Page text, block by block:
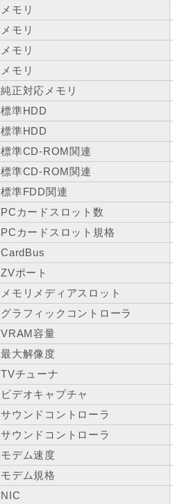
メモリ
メモリ
メモリ
メモリ
純正対応メモリ
標準HDD
標準HDD
標準CD-ROM関連
標準CD-ROM関連
標準FDD関連
PCカードスロット数
PCカードスロット規格
CardBus
ZVポート
メモリメディアスロット
グラフィックコントローラ
VRAM容量
最大解像度
TVチューナ
ビデオキャプチャ
サウンドコントローラ
サウンドコントローラ
モデム速度
モデム規格
NIC